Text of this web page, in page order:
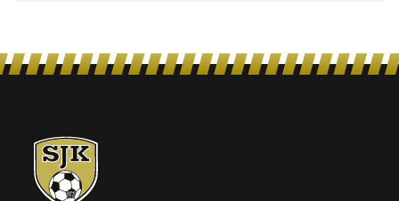
SJK-
juniorit